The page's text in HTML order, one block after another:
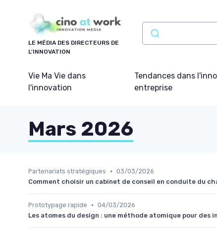
LE MÉDIA DES DIRECTEURS DE
L'INNOVATION
Vie Ma Vie dans
l'innovation
Tendances dans
entreprise
Mars 2026
Partenariats stratégiques • 03/03/2026
Comment choisir un cabinet de conseil en conduite du
Prototypage rapide • 04/03/2026
Les atomes du design : une méthode atomique pour